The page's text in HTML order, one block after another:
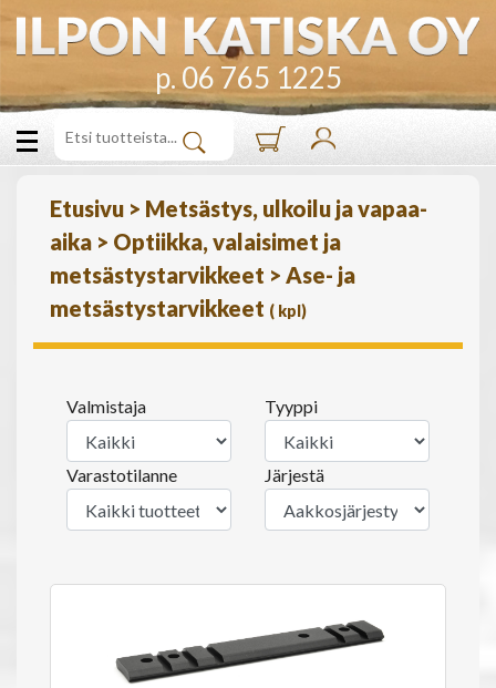
p. 06 765 1225
Etusivu > Metsästys, ulkoilu ja vapaa-
aika > Optiikka, valaisimet ja
metsästystarvikkeet > Ase- ja
metsästystarvikkeet ( kpl)
Valmistaja Tyyppi
Varastotilanne Järjestä